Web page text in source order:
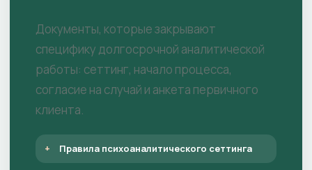
Документы, которые закрывают
специфику долгосрочной аналитической
работы: сеттинг, начало процесса,
согласие на случай и анкета первичного
клиента.
Правила психоаналитического сеттинга